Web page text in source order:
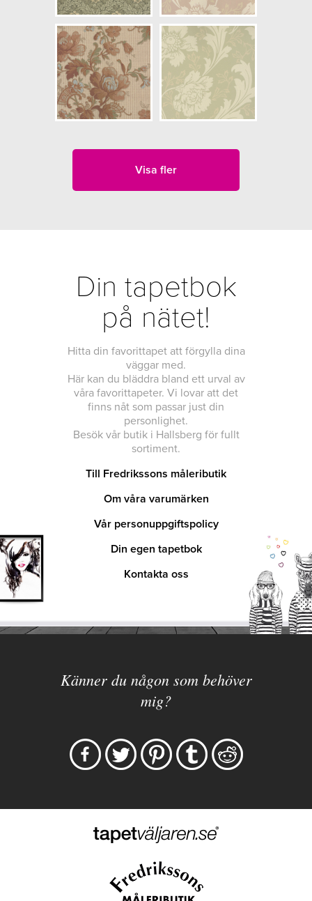
Visa fler
Din tapetbok
på nätet!
Hitta din favorittapet att förgylla dina
väggar med.
Här kan du bläddra bland ett urval av
våra favorittapeter. Vi lovar att det
finns nåt som passar just din
personlighet.
Besök vår butik i Hallsberg för fullt
sortiment.
Till Fredrikssons måleributik
Om våra varumärken
Vår personuppgiftspolicy
Din egen tapetbok
Kontakta oss
Känner du någon som behöver
mig?